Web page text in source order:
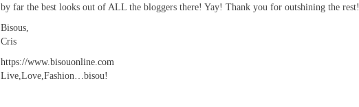
by far the best looks out of ALL the bloggers there! Yay! Thank you for outshining the rest!
Bisous,
Cris
https://www.bisouonline.com
Live,Love,Fashion…bisou!